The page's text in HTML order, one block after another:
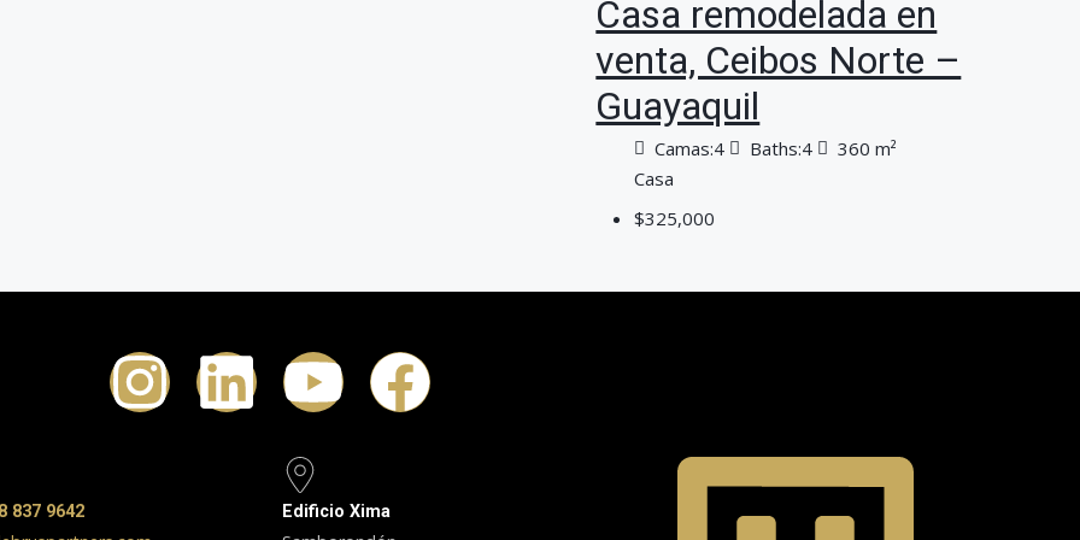
Casa remodelada en
venta, Ceibos Norte –
Guayaquil
Camas:4 Baths:4 360 m²
Casa
$325,000
837 9642 Edificio Xima